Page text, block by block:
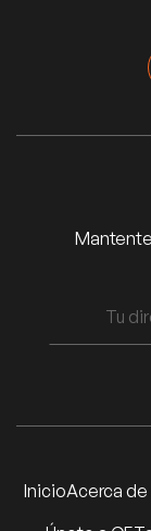
InicioAcerca